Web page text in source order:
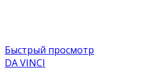
Быстрый просмотр
DA VINCI